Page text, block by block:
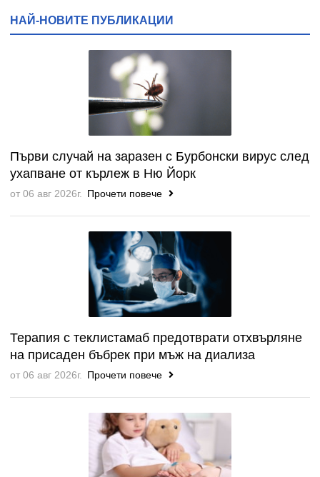
НАЙ-НОВИТЕ ПУБЛИКАЦИИ
Първи случай на заразен с Бурбонски вирус след
ухапване от кърлеж в Ню Йорк
от 06 авг 2026г. Прочети повече
Терапия с теклистамаб предотврати отхвърляне
на присаден бъбрек при мъж на диализа
от 06 авг 2026г. Прочети повече